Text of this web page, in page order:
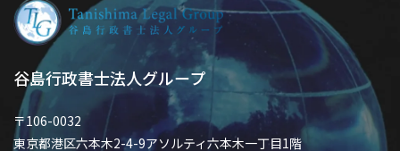
谷島行政書士法人グループ
〒106-0032
東京都港区六本木2-4-9アソルティ六本木一丁目1階